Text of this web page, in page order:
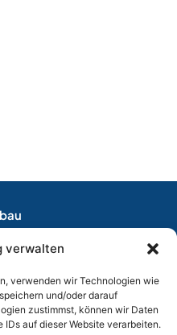
verwalten
verwenden wir Technologien wie
und/oder darauf
zustimmst, können wir Daten
auf dieser Website verarbeiten.